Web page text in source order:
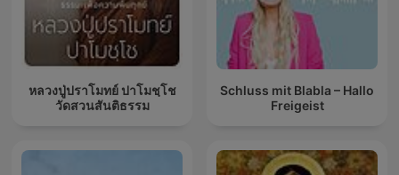
หลวงปู่ปราโมทย์ ปาโมชฺโช
วัดสวนสันติธรรม
Schluss mit Blabla – Hallo
Freigeist